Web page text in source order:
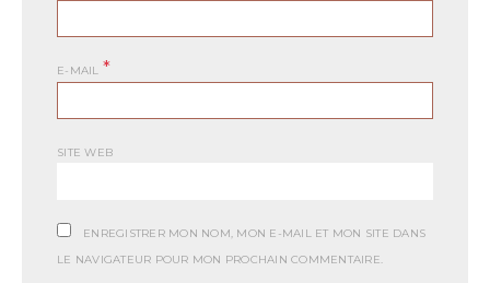
E-MAIL *
SITE WEB
ENREGISTRER MON NOM, MON E-MAIL ET MON SITE DANS
LE NAVIGATEUR POUR MON PROCHAIN COMMENTAIRE.